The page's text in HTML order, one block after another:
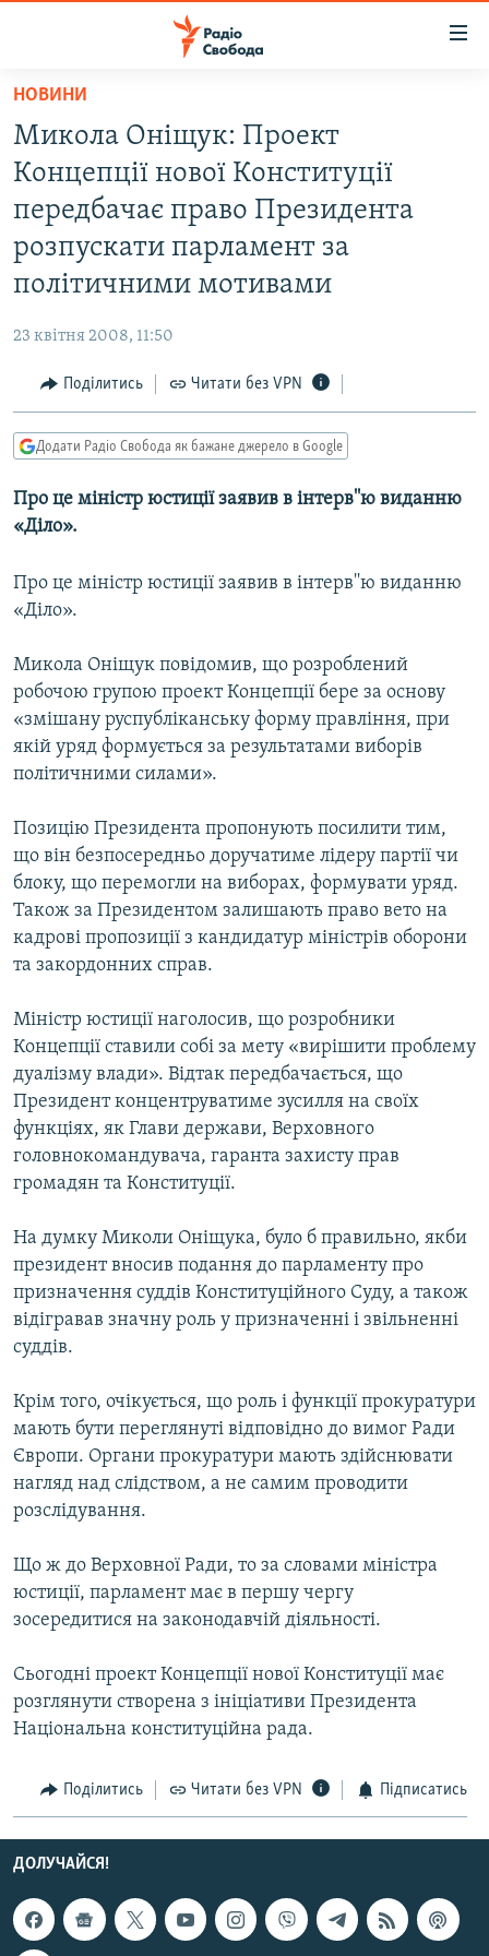
Перейти
основного
матеріалу
до
основної
навігації
до
ЕКОНОМІКА
СПОРТ
УКРАЇНА
РОСІЙСЬКА «ФІЛЬТРАЦІЯ»
ТИ ЯК?
СХЕМИ
МУЛЬТИМЕДІА
СПЕЦПРОЄКТИ
КРИМ РЕАЛІЇ
РУС
УКР
ДОЛУЧАЙСЯ!
НОВИНИ
Микола Оніщук: Проект
Концепції нової Конституції
передбачає право Президента
розпускати парламент за
політичними мотивами
23 квітня 2008, 11:50
Поділитись Читати без VPN
Додати Радіо Свобода як бажане джерело в Google
Про це міністр юстиції заявив в інтерв''ю виданню
«Діло».
Про це міністр юстиції заявив в інтерв''ю виданню
«Діло».
Микола Оніщук повідомив, що розроблений
робочою групою проект Концепції бере за основу
«змішану руспубліканську форму правління, при
якій уряд формується за результатами виборів
політичними силами».
Позицію Президента пропонують посилити тим,
що він безпосередньо доручатиме лідеру партії чи
блоку, що перемогли на виборах, формувати уряд.
Також за Президентом залишають право вето на
кадрові пропозиції з кандидатур міністрів оборони
та закордонних справ.
Міністр юстиції наголосив, що розробники
Концепції ставили собі за мету «вирішити проблему
дуалізму влади». Відтак передбачається, що
Президент концентруватиме зусилля на своїх
функціях, як Глави держави, Верховного
головнокомандувача, гаранта захисту прав
громадян та Конституції.
На думку Миколи Оніщука, було б правильно, якби
президент вносив подання до парламенту про
призначення суддiв Конституцiйного Суду, а також
відігравав значну роль у призначеннi i звiльненнi
суддiв.
Крiм того, очiкується, що роль i функцiї прокуратури
мають бути переглянутi вiдповiдно до вимог Ради
Європи. Органи прокуратури мають здiйснювати
нагляд над слідством, а не самим проводити
розслідування.
Що ж до Верховної Ради, то за словами міністра
юстиції, парламент має в першу чергу
зосередитися на законодавчiй дiяльностi.
Сьогодні проект Концепції нової Конституції має
розглянути створена з ініціативи Президента
Нацiональна конституцiйна рада.
Поділитись Читати без VPN Підписатись
ДОЛУЧАЙСЯ!